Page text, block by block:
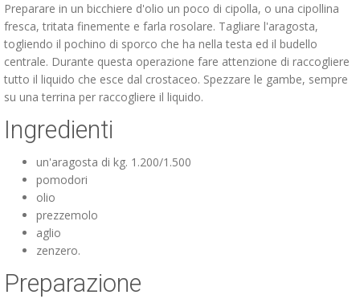
Preparare in un bicchiere d'olio un poco di cipolla, o una cipollina
fresca, tritata finemente e farla rosolare. Tagliare l'aragosta,
togliendo il pochino di sporco che ha nella testa ed il budello
centrale. Durante questa operazione fare attenzione di raccogliere
tutto il liquido che esce dal crostaceo. Spezzare le gambe, sempre
su una terrina per raccogliere il liquido.
Ingredienti
un'aragosta di kg. 1.200/1.500
pomodori
olio
prezzemolo
aglio
zenzero.
Preparazione